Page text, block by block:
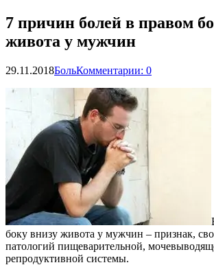
7 причин болей в правом
живота у мужчин
29.11.2018БольКомментарии: 0
боку внизу живота у мужчин – признак,
патологий пищеварительной,
репродуктивной системы.